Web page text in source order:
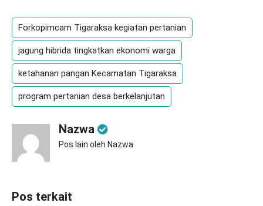
Forkopimcam Tigaraksa kegiatan pertanian
jagung hibrida tingkatkan ekonomi warga
ketahanan pangan Kecamatan Tigaraksa
program pertanian desa berkelanjutan
Nazwa
Pos lain oleh Nazwa
Pos terkait